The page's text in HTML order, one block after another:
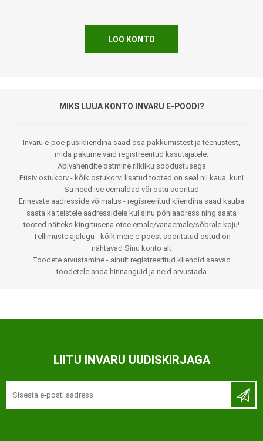
LOO KONTO
MIKS LUUA KONTO INVARU E-POODI?
Invaru e-poe püsikliendina saad osa pakkumistest ja teenustest,
mida pakume vaid registreeritud kasutajatele:
Abivahendite ostmine riikliku soodustusega
Püsiv ostukorv - kõik ostukorvi lisatud tooted on seal nii kaua, kuni
Sa need ise eemaldad või ostu sooritad
Erinevate aadresside võimalus - regisreeritud kliendina saad kauba
saata ka teistele aadressidele kui sinu põhiaadress ning saata
tooted näiteks kingitusena otse emale/vanaemale/sõbrale koju!
Tellimuste ajalugu - kõik meie e-poest sooritatud ostud on
nähtavad Sinu konto alt
Toodete arvustamine - ainult registreeritud kliendid saavad
toodetele anda hinnanguid ja neid arvustada
LIITU INVARU UUDISKIRJAGA